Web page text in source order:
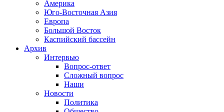
Америка
Юго-Восточная Азия
Европа
Большой Восток
Каспийский бассейн
Архив
Интервью
Вопрос-ответ
Сложный вопрос
Наши
Новости
Политика